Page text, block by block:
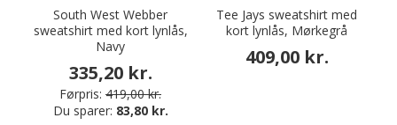
South West Webber
sweatshirt med kort lynlås,
Navy
335,20 kr.
Førpris: 419,00 kr.
Du sparer: 83,80 kr.
Tee Jays sweatshirt med
kort lynlås, Mørkegrå
409,00 kr.